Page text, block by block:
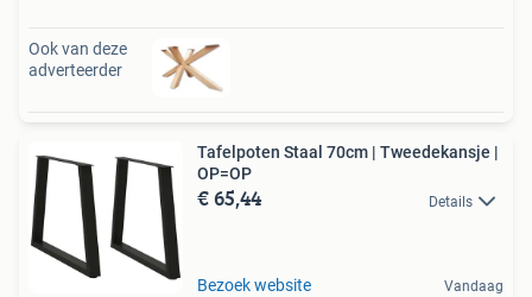
Ook van deze
adverteerder
Tafelpoten Staal 70cm | Tweedekansje |
OP=OP
€ 65,44 Details
Bezoek website Vandaag